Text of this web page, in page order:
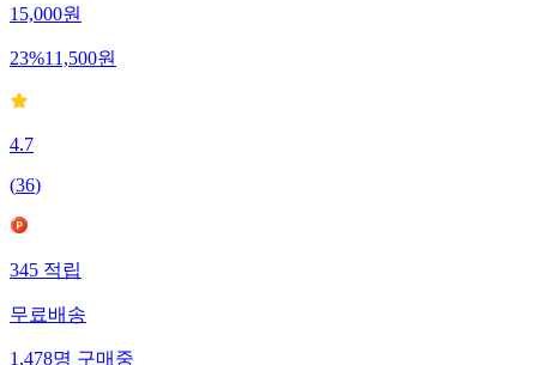
15,000원
23%11,500원
4.7
(36)
345적립
무료배송